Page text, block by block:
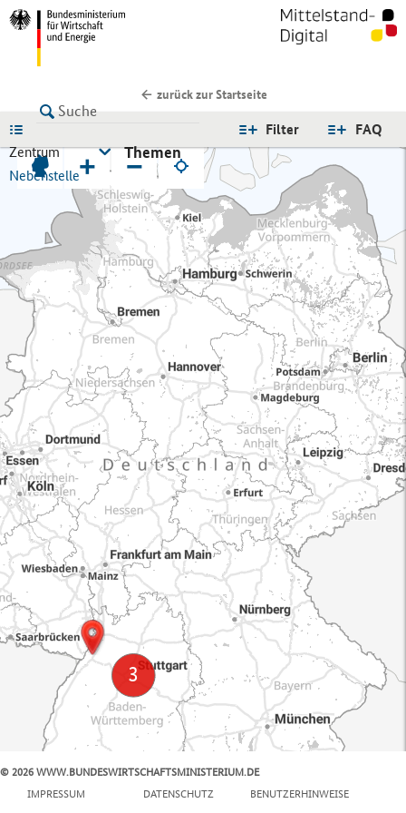
zurück zur Startseite
FAQ
Filter
Zentrum
Nebenstelle
Themen
+ −
© 2026 WWW.BUNDESWIRTSCHAFTSMINISTERIUM.DE
IMPRESSUM
DATENSCHUTZ BENUTZERHINWEISE